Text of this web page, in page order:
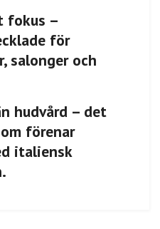
fokus –
för
salonger och
hudvård – det
förenar
italiensk